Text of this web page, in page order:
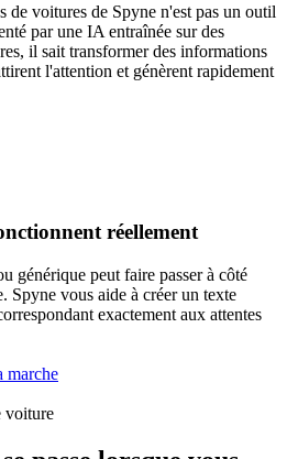
de voitures de Spyne n'est pas un outil
par une IA entraînée sur des
il sait transformer des informations
l'attention et génèrent rapidement
réellement
générique peut faire passer à côté
Spyne vous aide à créer un texte
exactement aux attentes
marche
voiture